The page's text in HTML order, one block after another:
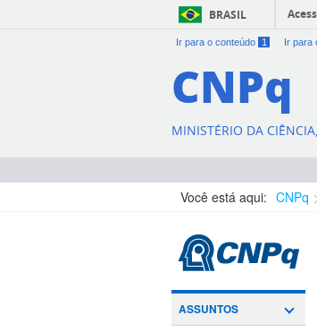
BRASIL
Ir para o conteúdo 1 Ir para
CNPq
MINISTÉRIO DA
Você está aqui: CNPq
ASSUNTOS